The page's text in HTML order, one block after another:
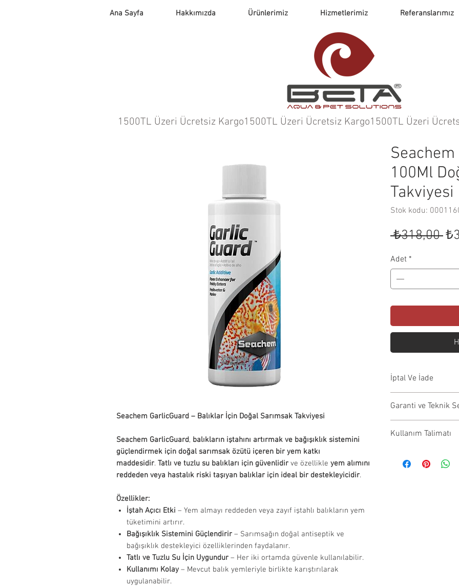
Ana Sayfa Hakkımızda Ürünlerimiz Hizmetlerimiz Referanslarımız
1500TL Üzeri Ücretsiz Kargo
Seachem GarlicGuard – Balıklar İçin Doğal Sarımsak Takviyesi
Seachem GarlicGuard, balıkların iştahını artırmak ve bağışıklık sistemini
güçlendirmek için doğal sarımsak özütü içeren bir yem katkı
maddesidir. Tatlı ve tuzlu su balıkları için güvenlidir ve özellikle yem alımını
reddeden veya hastalık riski taşıyan balıklar için ideal bir destekleyicidir.
Özellikler:
İştah Açıcı Etki – Yem almayı reddeden veya zayıf iştahlı balıkların yem
tüketimini artırır.
Bağışıklık Sistemini Güçlendirir – Sarımsağın doğal antiseptik ve
bağışıklık destekleyici özelliklerinden faydalanır.
Tatlı ve Tuzlu Su İçin Uygundur – Her iki ortamda güvenle kullanılabilir.
Kullanımı Kolay – Mevcut balık yemleriyle birlikte karıştırılarak
uygulanabilir.
100Ml
Takviyesi
Stok kodu:
₺318,00
Adet *
İptal Ve İade
önce iptal
ödemeniz aynı
İade Koşulları:
İade
görmemiş
Orijinal
sebeplerle
Garanti ve Teknik
onarım,
Garanti
Eğer ithalatçı
bizimle
Kullanım Talimatı
Ürün
kullanım
amaçlıdır.
üzerinde yer
talimatlarını